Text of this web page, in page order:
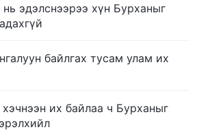
нь эдэлснээрээ хүн Бурханыг
байлгах тусам улам их
их байлаа ч Бурханыг